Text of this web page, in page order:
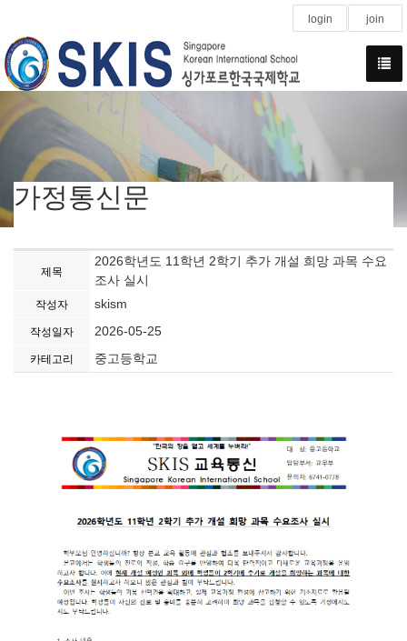
login join
가정통신문
제목
2026학년도 11학년 2학기 추가 개설 희망 과목 수요
조사 실시
작성자 skism
작성일자 2026-05-25
카테고리 중고등학교